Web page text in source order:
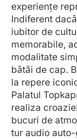
experiențe
Indiferent
iubitor de
memorabile,
modalitate
bătăi de cap.
la repere
Palatul
realiza
bucuri de
tur audio